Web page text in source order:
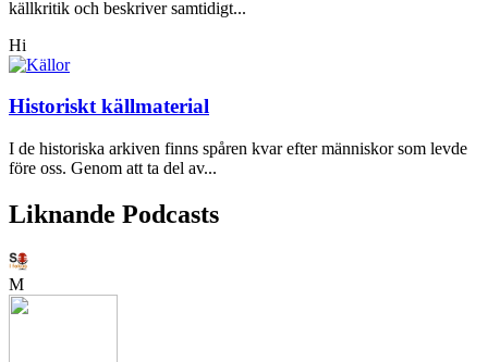
källkritik och beskriver samtidigt...
Hi
Historiskt källmaterial
I de historiska arkiven finns spåren kvar efter människor som levde
före oss. Genom att ta del av...
Liknande Podcasts
M